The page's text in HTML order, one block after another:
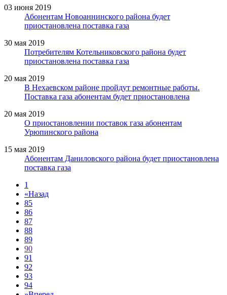
03 июня 2019
Абонентам Новоаннинского района будет
приостановлена поставка газа
30 мая 2019
Потребителям Котельниковского района будет
приостановлена поставка газа
20 мая 2019
В Нехаевском районе пройдут ремонтные работы.
Поставка газа абонентам будет приостановлена
20 мая 2019
О приостановлении поставок газа абонентам
Урюпинского района
15 мая 2019
Абонентам Даниловского района будет приостановлена
поставка газа
1
«Назад
85
86
87
88
89
90
91
92
93
94